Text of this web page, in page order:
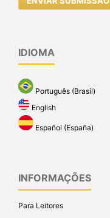
IDIOMA
Português (Brasil)
English
Español (España)
INFORMAÇÕES
Para Leitores